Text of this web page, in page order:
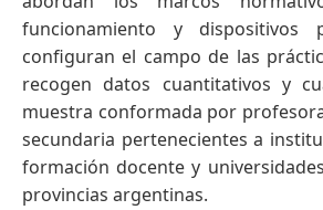
funcionamiento y dispositivos
configuran el campo de las
recogen datos cuantitativos y
muestra conformada por
secundaria pertenecientes a
formación docente y
provincias argentinas.